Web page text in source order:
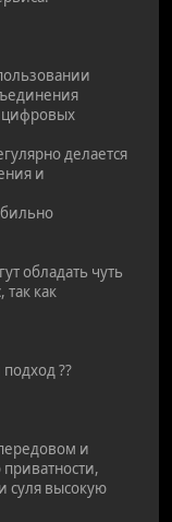
цифровых
делается
и
обладать чуть
как
??
и
суля высокую